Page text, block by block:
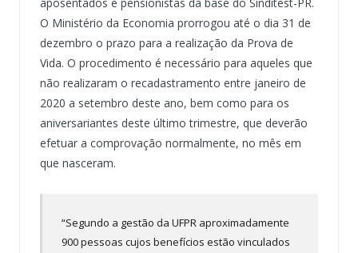
O Ministério da Economia prorrogou até o dia 31 de
dezembro o prazo para a realização da Prova de
Vida. O procedimento é necessário para aqueles que
não realizaram o recadastramento entre janeiro de
2020 a setembro deste ano, bem como para os
aniversariantes deste último trimestre, que deverão
efetuar a comprovação normalmente, no mês em
que nasceram.
“Segundo a gestão da UFPR aproximadamente
900 pessoas cujos benefícios estão vinculados